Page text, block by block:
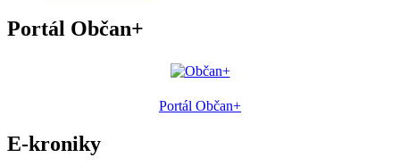
Portál Občan+
Portál Občan+
E-kroniky